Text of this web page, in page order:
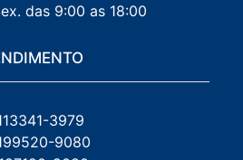
das 9:00 as 18:00
3979
9080